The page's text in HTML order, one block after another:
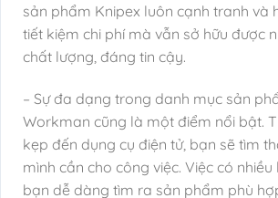
sản phẩm Knipex luôn cạnh tranh và
tiết kiệm chi phí mà vẫn sở hữu được
chất lượng, đáng tin cậy.
– Sự đa dạng trong danh mục sản
Workman cũng là một điểm nổi bật.
kẹp đến dụng cụ điện tử, bạn sẽ tìm
mình cần cho công việc. Việc có
bạn dễ dàng tìm ra sản phẩm phù